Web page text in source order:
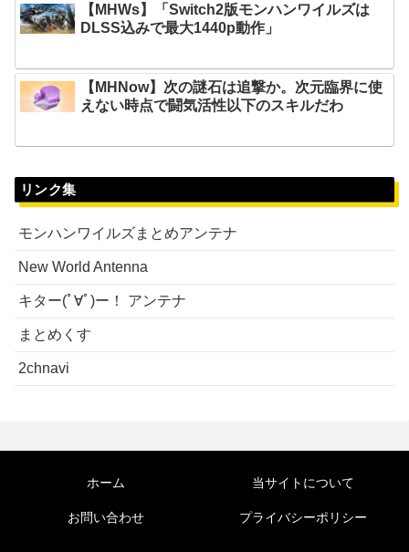
【MHWs】「Switch2版モンハンワイルズは
DLSS込みで最大1440p動作」
【MHNow】次の謎石は追撃か。次元臨界に使
えない時点で闘気活性以下のスキルだわ
リンク集
モンハンワイルズまとめアンテナ
New World Antenna
キター(ﾟ∀ﾟ)ー！ アンテナ
まとめくす
2chnavi
ホーム 当サイトについて
お問い合わせ プライバシーポリシー